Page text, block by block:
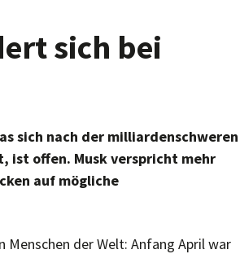
sich bei
sich nach der milliardenschweren
ist offen. Musk verspricht mehr
auf mögliche
der Welt: Anfang April war